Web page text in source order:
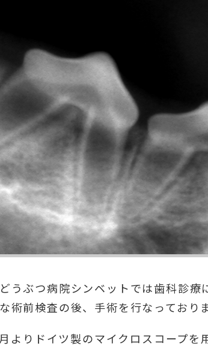
うぶつ病院シンベットでは歯科診療
術前検査の後、手術を行なっておりま
よりドイツ製のマイクロスコープを